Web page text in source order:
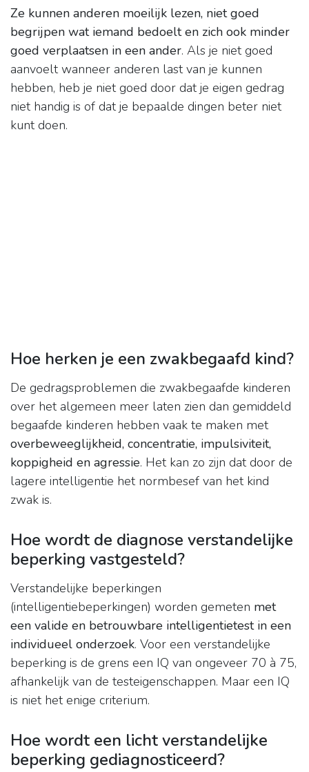
Ze kunnen anderen moeilijk lezen, niet goed
begrijpen wat iemand bedoelt en zich ook minder
goed verplaatsen in een ander. Als je niet goed
aanvoelt wanneer anderen last van je kunnen
hebben, heb je niet goed door dat je eigen gedrag
niet handig is of dat je bepaalde dingen beter niet
kunt doen.
Hoe herken je een zwakbegaafd kind?
De gedragsproblemen die zwakbegaafde kinderen
over het algemeen meer laten zien dan gemiddeld
begaafde kinderen hebben vaak te maken met
overbeweeglijkheid, concentratie, impulsiviteit,
koppigheid en agressie. Het kan zo zijn dat door de
lagere intelligentie het normbesef van het kind
zwak is.
Hoe wordt de diagnose verstandelijke
beperking vastgesteld?
Verstandelijke beperkingen
(intelligentiebeperkingen) worden gemeten met
een valide en betrouwbare intelligentietest in een
individueel onderzoek. Voor een verstandelijke
beperking is de grens een IQ van ongeveer 70 à 75,
afhankelijk van de testeigenschappen. Maar een IQ
is niet het enige criterium.
Hoe wordt een licht verstandelijke
beperking gediagnosticeerd?